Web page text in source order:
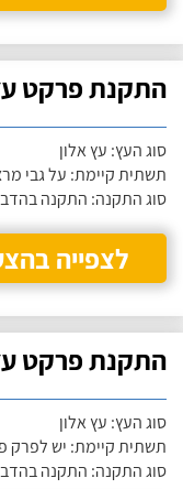
התקנת פרקט
סוג העץ: עץ אלון
תשתית קיימת: על גבי
סוג התקנה: התקנה
לצפייה
התקנת פרקט
סוג העץ: עץ אלון
תשתית קיימת: יש לפרק
סוג התקנה: התקנה